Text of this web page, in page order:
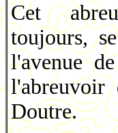
Cet
toujours,
l'avenue
Doutre.